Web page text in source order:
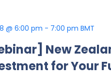
เรียน
ที่
เส้น
@ 6:00 pm - 7:00 pm BMT
New
for Your